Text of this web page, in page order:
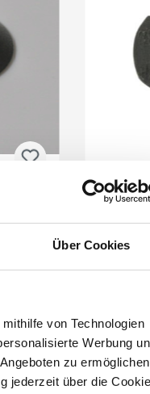
Über Cookies
von Technologien
Werbung
zu
jederzeit über die